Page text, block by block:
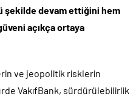
şekilde devam ettiğini hem
açıkça ortaya
ve jeopolitik risklerin
VakıfBank, sürdürülebilirlik